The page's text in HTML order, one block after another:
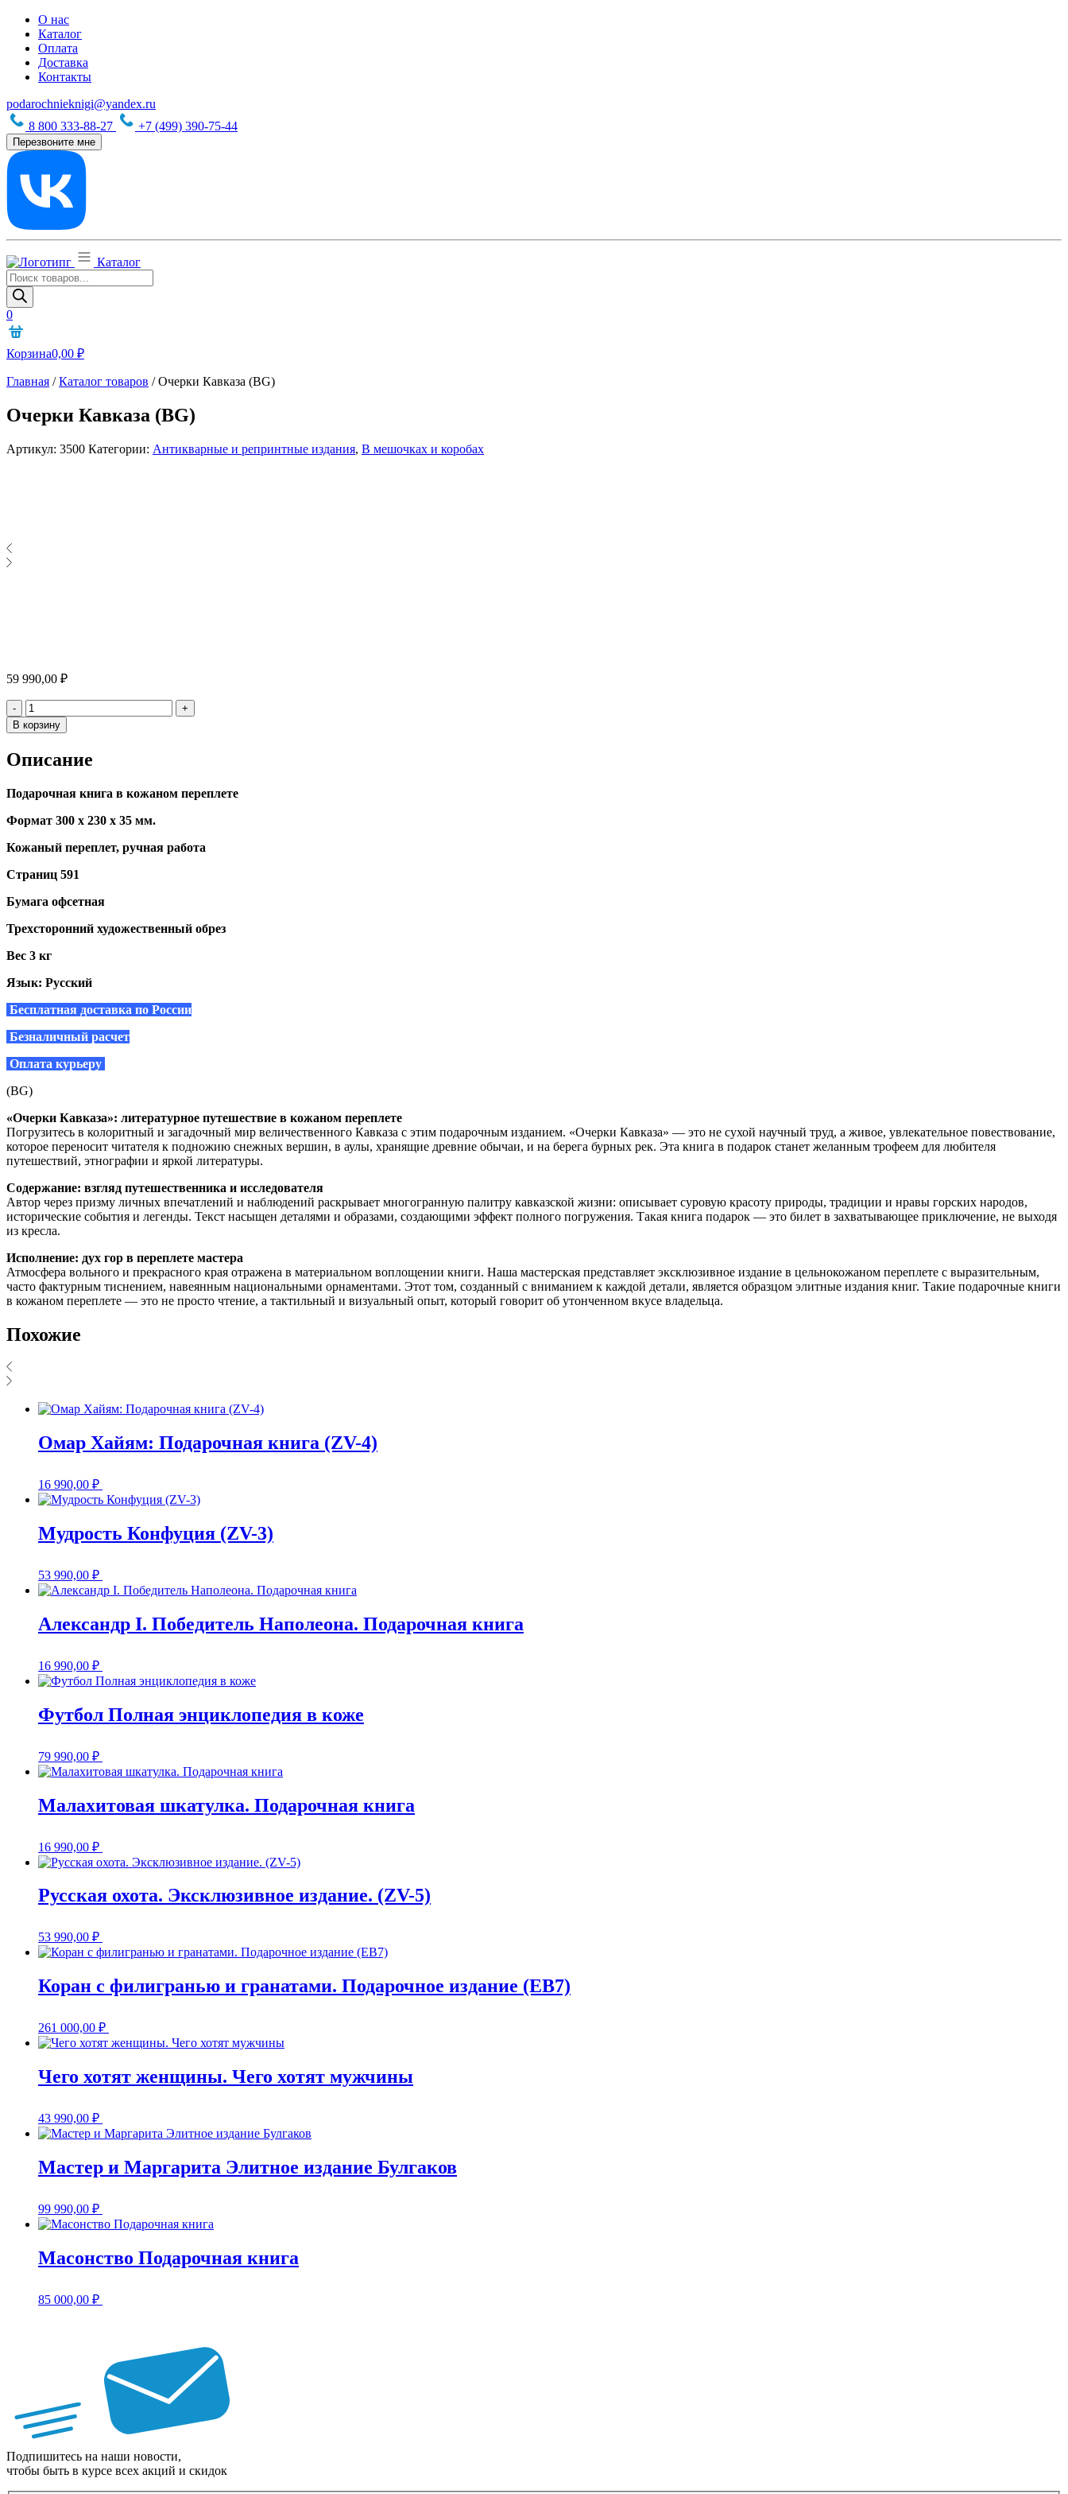
О нас
Каталог
Оплата
Доставка
Контакты
podarochnieknigi@yandex.ru
8 800 333-88-27
+7 (499) 390-75-44
Перезвоните мне
Каталог
Поиск
товаров
0
Корзина0,00 ₽
Главная /Каталог товаров /Очерки Кавказа (BG)
Очерки Кавказа (BG)
Артикул: 3500 Категории: Антикварные и репринтные издания, В мешочках и коробах
59 990,00 ₽
- Количество
+
В корзину
Описание
Подарочная книга в кожаном переплете
Формат 300 х 230 х 35 мм.
Кожаный переплет, ручная работа
Страниц 591
Бумага офсетная
Трехсторонний художественный обрез
Вес 3 кг
Язык: Русский
Бесплатная доставка по России
Безналичный расчет
Оплата курьеру
(BG)
«Очерки Кавказа»: литературное путешествие в кожаном переплете
Погрузитесь в колоритный и загадочный мир величественного Кавказа с этим подарочным изданием. «Очерки Кавказа» — это не сухой научный труд, а живое, увлекательное повествование,
которое переносит читателя к подножию снежных вершин, в аулы, хранящие древние обычаи, и на берега бурных рек. Эта книга в подарок станет желанным трофеем для любителя
путешествий, этнографии и яркой литературы.
Содержание: взгляд путешественника и исследователя
Автор через призму личных впечатлений и наблюдений раскрывает многогранную палитру кавказской жизни: описывает суровую красоту природы, традиции и нравы горских народов,
исторические события и легенды. Текст насыщен деталями и образами, создающими эффект полного погружения. Такая книга подарок — это билет в захватывающее приключение, не выходя
из кресла.
Исполнение: дух гор в переплете мастера
Атмосфера вольного и прекрасного края отражена в материальном воплощении книги. Наша мастерская представляет эксклюзивное издание в цельнокожаном переплете с выразительным,
часто фактурным тиснением, навеянным национальными орнаментами. Этот том, созданный с вниманием к каждой детали, является образцом элитные издания книг. Такие подарочные книги
в кожаном переплете — это не просто чтение, а тактильный и визуальный опыт, который говорит об утонченном вкусе владельца.
Похожие
Омар Хайям: Подарочная книга (ZV-4)
16 990,00 ₽
Мудрость Конфуция (ZV-3)
53 990,00 ₽
Александр I. Победитель Наполеона. Подарочная книга
16 990,00 ₽
Футбол Полная энциклопедия в коже
79 990,00 ₽
Малахитовая шкатулка. Подарочная книга
16 990,00 ₽
Русская охота. Эксклюзивное издание. (ZV-5)
53 990,00 ₽
Коран с филигранью и гранатами. Подарочное издание (EB7)
261 000,00 ₽
Чего хотят женщины. Чего хотят мужчины
43 990,00 ₽
Мастер и Маргарита Элитное издание Булгаков
99 990,00 ₽
Масонство Подарочная книга
85 000,00 ₽
Подпишитесь на наши новости,
чтобы быть в курсе всех акций и скидок